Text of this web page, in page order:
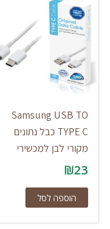
Samsung USB TO
TYPE C כבל נתונים
מקורי לבן למכשירי
₪23
הוספה לסל